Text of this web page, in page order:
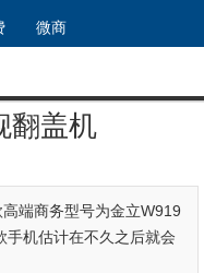
微商
翻盖机
端商务型号为金立W919
手机估计在不久之后就会